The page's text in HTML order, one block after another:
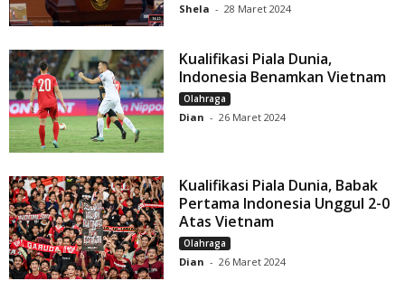
Shela - 28 Maret 2024
Kualifikasi Piala Dunia,
Indonesia Benamkan Vietnam
Olahraga
Dian - 26 Maret 2024
Kualifikasi Piala Dunia, Babak
Pertama Indonesia Unggul 2-0
Atas Vietnam
Olahraga
Dian - 26 Maret 2024